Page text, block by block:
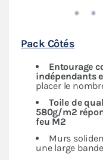
Pack Côtés
Entourage
indépendants
placer le
Toile de
580g/m2
feu M2
Murs
une large